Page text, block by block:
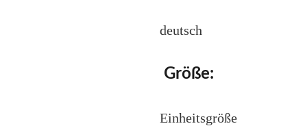
deutsch
Größe:
Einheitsgröße